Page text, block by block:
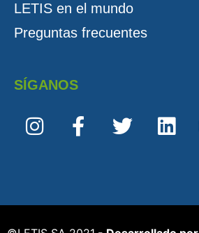
LETIS en el mundo
Preguntas frecuentes
SÍGANOS